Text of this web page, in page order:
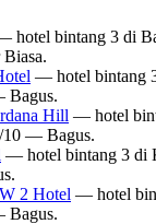
hotel bintang 3 di
— hotel bintang
Bagus.
Hill — hotel
10 — Bagus.
— hotel bintang 3 di
2 Hotel — hotel
Bagus.